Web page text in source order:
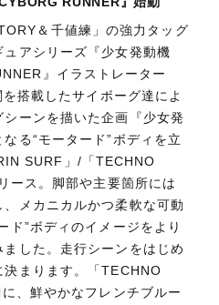
＆千値練」の強力タッグ
アシリーズ『少女発動機
』イラストレーター
搭載したサイボーグ達によ
ーンを描いた企画『少女発
る“モータード”ボディを立
SURF」/「TECHNO
ース。脚部や主要箇所には
メカニカルかつ柔軟な可動
ド”ボディのイメージをより
した。走行シーンをはじめ
決まります。「TECHNO
、鮮やかなフレンチブルー